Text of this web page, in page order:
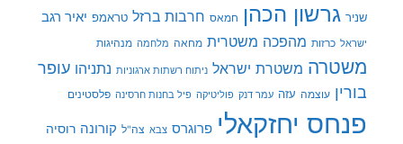
שניר גרשון הכהן חמאס חרבות ברזל טראמפ יאיר רגב
ישראל כרזות מהפכה משטרית מחאה מלחמה מנהיגות
משטרה משטרת ישראל ניתוח רשתות ארגוניות נתניהו עופר
בורין עוצמה עזה עמר דנק פוליטיקה פיל בחנות חרסינה פלסטינים
פנחס יחזקאלי פרוגרס צבא צה"ל קורונה רוסיה